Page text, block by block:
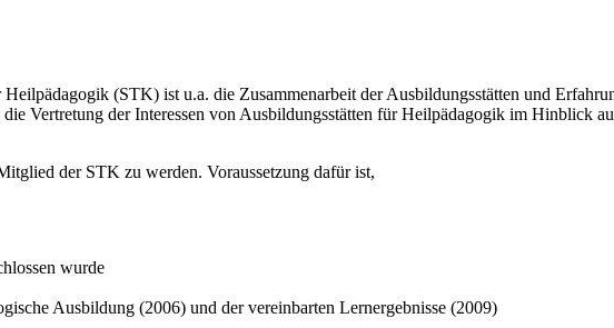
(STK) ist u.a. die Zusammenarbeit der Ausbildungsstätten und
Vertretung der Interessen von Ausbildungsstätten für Heilpädagogik im Hinblick
der STK zu werden. Voraussetzung dafür ist,
wurde
Ausbildung (2006) und der vereinbarten Lernergebnisse (2009)